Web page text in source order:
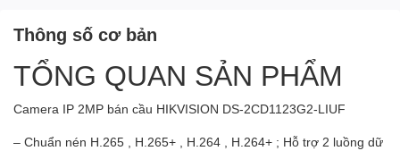
Thông số cơ bản
TỔNG QUAN SẢN PHẨM
Camera IP 2MP bán cầu HIKVISION DS-2CD1123G2-LIUF
– Chuẩn nén H.265 , H.265+ , H.264 , H.264+ ; Hỗ trợ 2 luồng dữ